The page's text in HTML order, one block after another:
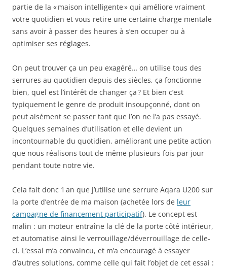
partie de la « maison intelligente » qui améliore vraiment
votre quotidien et vous retire une certaine charge mentale
sans avoir à passer des heures à s’en occuper ou à
optimiser ses réglages.
On peut trouver ça un peu exagéré… on utilise tous des
serrures au quotidien depuis des siècles, ça fonctionne
bien, quel est l’intérêt de changer ça ? Et bien c’est
typiquement le genre de produit insoupçonné, dont on
peut aisément se passer tant que l’on ne l’a pas essayé.
Quelques semaines d’utilisation et elle devient un
incontournable du quotidien, améliorant une petite action
que nous réalisons tout de même plusieurs fois par jour
pendant toute notre vie.
Cela fait donc 1 an que j’utilise une serrure Aqara U200 sur
la porte d’entrée de ma maison (achetée lors de leur
campagne de financement participatif). Le concept est
malin : un moteur entraîne la clé de la porte côté intérieur,
et automatise ainsi le verrouillage/déverrouillage de celle-
ci. L’essai m’a convaincu, et m’a encouragé à essayer
d’autres solutions, comme celle qui fait l’objet de cet essai :